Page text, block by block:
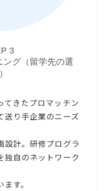
3
ング（留学先の選
てきたプロマッチン
送り手企業のニーズ
設計。研修プログラ
独自のネットワーク
す。